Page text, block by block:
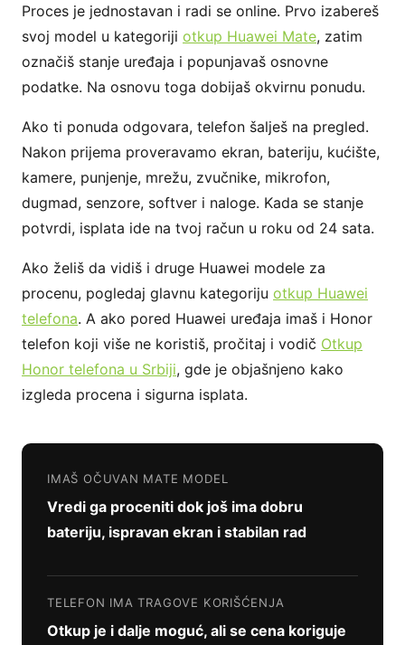
Proces je jednostavan i radi se online. Prvo izabereš
svoj model u kategoriji otkup Huawei Mate, zatim
označiš stanje uređaja i popunjavaš osnovne
podatke. Na osnovu toga dobijaš okvirnu ponudu.
Ako ti ponuda odgovara, telefon šalješ na pregled.
Nakon prijema proveravamo ekran, bateriju, kućište,
kamere, punjenje, mrežu, zvučnike, mikrofon,
dugmad, senzore, softver i naloge. Kada se stanje
potvrdi, isplata ide na tvoj račun u roku od 24 sata.
Ako želiš da vidiš i druge Huawei modele za
procenu, pogledaj glavnu kategoriju otkup Huawei
telefona. A ako pored Huawei uređaja imaš i Honor
telefon koji više ne koristiš, pročitaj i vodič Otkup
Honor telefona u Srbiji, gde je objašnjeno kako
izgleda procena i sigurna isplata.
IMAŠ OČUVAN MATE MODEL
Vredi ga proceniti dok još ima dobru
bateriju, ispravan ekran i stabilan rad
TELEFON IMA TRAGOVE KORIŠĆENJA
Otkup je i dalje moguć, ali se cena koriguje